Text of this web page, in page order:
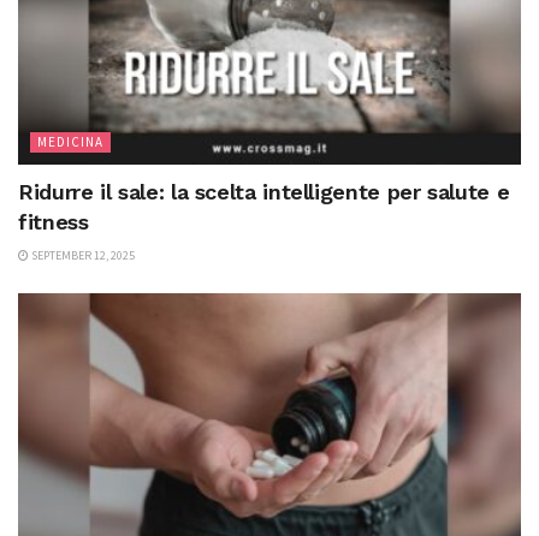
MEDICINA
Ridurre il sale: la scelta intelligente per salute e
fitness
SEPTEMBER 12, 2025